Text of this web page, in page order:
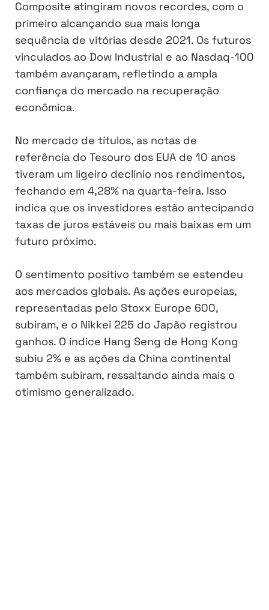
Composite atingiram novos recordes, com o
primeiro alcançando sua mais longa
sequência de vitórias desde 2021. Os futuros
vinculados ao Dow Industrial e ao Nasdaq-100
também avançaram, refletindo a ampla
confiança do mercado na recuperação
econômica.
No mercado de títulos, as notas de
referência do Tesouro dos EUA de 10 anos
tiveram um ligeiro declínio nos rendimentos,
fechando em 4,28% na quarta-feira. Isso
indica que os investidores estão antecipando
taxas de juros estáveis ou mais baixas em um
futuro próximo.
O sentimento positivo também se estendeu
aos mercados globais. As ações europeias,
representadas pelo Stoxx Europe 600,
subiram, e o Nikkei 225 do Japão registrou
ganhos. O índice Hang Seng de Hong Kong
subiu 2% e as ações da China continental
também subiram, ressaltando ainda mais o
otimismo generalizado.